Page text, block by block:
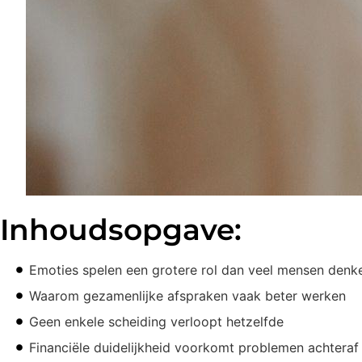
Inhoudsopgave:
Emoties spelen een grotere rol dan veel mensen
Waarom gezamenlijke afspraken vaak beter werken
Geen enkele scheiding verloopt hetzelfde
Financiële duidelijkheid voorkomt problemen achteraf